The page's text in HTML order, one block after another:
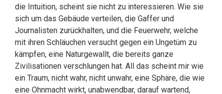
die Intuition, scheint sie nicht zu interessieren. Wie sie
sich um das Gebäude verteilen, die Gaffer und
Journalisten zurückhalten, und die Feuerwehr, welche
mit ihren Schläuchen versucht gegen ein Ungetüm zu
kämpfen, eine Naturgewallt, die bereits ganze
Zivilisationen verschlungen hat. All das scheint mir wie
ein Traum, nicht wahr, nicht unwahr, eine Sphäre, die wie
eine Ohnmacht wirkt, unabwendbar, darauf wartend,